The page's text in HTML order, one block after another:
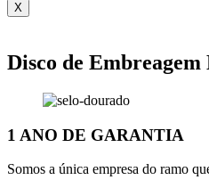
X
Disco de Embreagem
1 ANO DE GARANTIA
Somos a única empresa do ramo